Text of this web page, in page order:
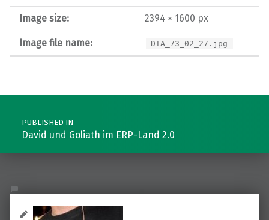
Image size: 2394 × 1600 px
Image file name: DIA_73_02_27.jpg
Post navigation
PUBLISHED IN
David und Goliath im ERP-Land 2.0